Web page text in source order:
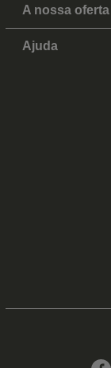
A nossa oferta
Ajuda